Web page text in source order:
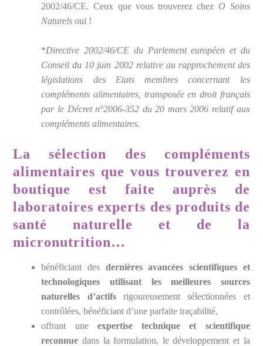
2002/46/CE. Ceux que vous trouverez chez O Soins
Naturels oui !
*Directive 2002/46/CE du Parlement européen et du
Conseil du 10 juin 2002 relative au rapprochement des
législations des Etats membres concernant les
compléments alimentaires, transposée en droit français
par le Décret n°2006-352 du 20 mars 2006 relatif aux
compléments alimentaires.
La sélection des compléments
alimentaires que vous trouverez en
boutique est faite auprès de
laboratoires experts des produits de
santé naturelle et de la
micronutrition…
bénéficiant des dernières avancées scientifiques et
technologiques
utilisant les meilleures sources
naturelles d’actifsrigoureusement sélectionnées et
contrôlées, bénéficiant d’une parfaite traçabilité,
offrant une expertise technique et scientifique
reconnue dans la formulation, le développement et la